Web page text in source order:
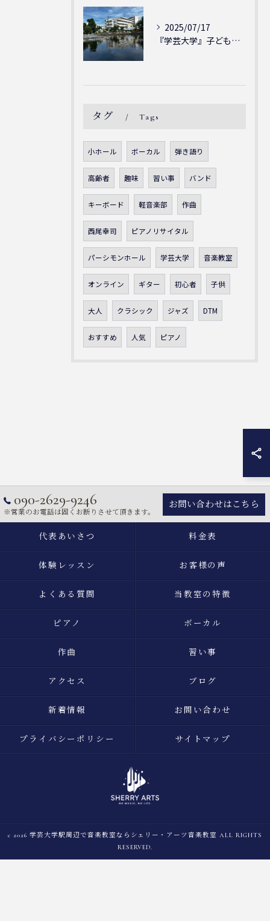
2025/07/17
『学芸大学』子どもには子どもの表現が大切！シェリー・アーツ音...
タグ Tags
小ホール ボーカル 弾き語り
高齢者 趣味 習い事 バンド
キーボード 軽音楽部 作曲
西尾幸司 ピアノリサイタル
パーシモンホール 学芸大学 音楽教室
オンライン ギター 初心者 子供
大人 クラシック ジャズ DTM
おすすめ 人気 ピアノ
090-2629-9246
※営業のお電話は固くお断りさせて頂きます。
お問い合わせはこちら
代表あいさつ 料金表
体験レッスン お客様の声
よくある質問 当教室の特徴
ピアノ ボーカル
作曲 習い事
アクセス ブログ
新着情報 お問い合わせ
プライバシーポリシー サイトマップ
c 2026 学芸大学駅周辺で音楽教室ならシェリー・アーツ音楽教室 ALL RIGHTS
RESERVED.